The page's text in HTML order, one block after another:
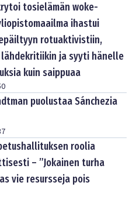
tosielämän woke-
ihastui
rotuaktivistiin,
ja syyti hänelle
kuin saippuaa
puolustaa Sánchezia
roolia
– ”Jokainen turha
vie resursseja pois